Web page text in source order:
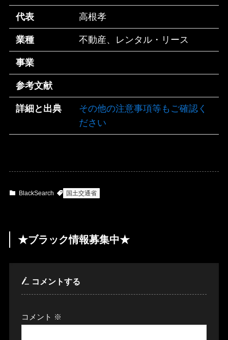
代表 高根孝
業種 不動産、レンタル・リース
事業
参考文献
詳細と出典
その他の注意事項等もご確認く
ださい
BlackSearch 国土交通省
★ブラック情報募集中★
コメントする
コメント ※